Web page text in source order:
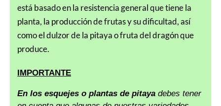
está basado en la resistencia general que tiene la
planta, la producción de frutas y su dificultad, así
como el dulzor de la pitaya o fruta del dragón que
produce.
IMPORTANTE
En los esquejes o plantas de pitaya debes tener